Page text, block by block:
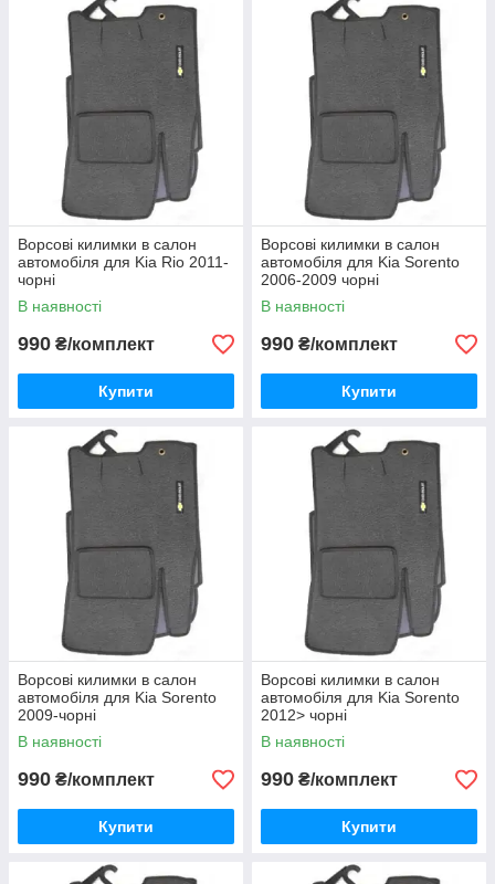
Ворсові килимки в салон
автомобіля для Kia Rio 2011-
чорні
В наявності
990 ₴/комплект
Купити
Ворсові килимки в салон
автомобіля для Kia Sorento
2006-2009 чорні
В наявності
990 ₴/комплект
Купити
Ворсові килимки в салон
автомобіля для Kia Sorento
2009-чорні
В наявності
990 ₴/комплект
Купити
Ворсові килимки в салон
автомобіля для Kia Sorento
2012> чорні
В наявності
990 ₴/комплект
Купити